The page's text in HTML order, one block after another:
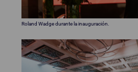
Roland Wadge durante la inauguración.